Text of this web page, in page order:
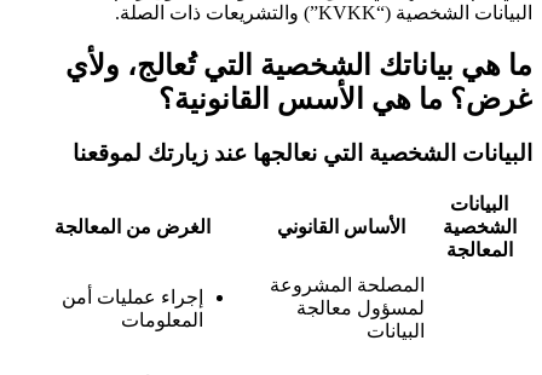
البيانات الشخصية (“KVKK”) والتشريعات ذات الصلة.
ما هي بياناتك الشخصية التي تُعالج، ولأي
غرض؟ ما هي الأسس القانونية؟
البيانات الشخصية التي نعالجها عند زيارتك لموقعنا
البيانات
الشخصية
المعالجة
الأساس القانوني الغرض من المعالجة
المصلحة المشروعة
لمسؤول معالجة
البيانات
إجراء عمليات أمن
المعلومات